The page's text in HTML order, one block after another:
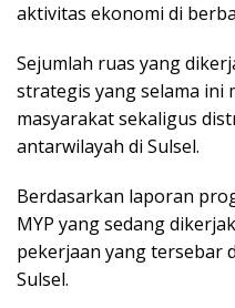
aktivitas ekonomi di
Sejumlah ruas yang
strategis yang selama ini
masyarakat sekaligus
antarwilayah di Sulsel.
Berdasarkan laporan
MYP yang sedang
pekerjaan yang tersebar
Sulsel.